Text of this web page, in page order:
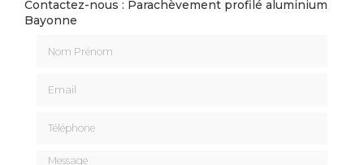
Contactez-nous : Parachèvement profilé aluminium
Bayonne
Message